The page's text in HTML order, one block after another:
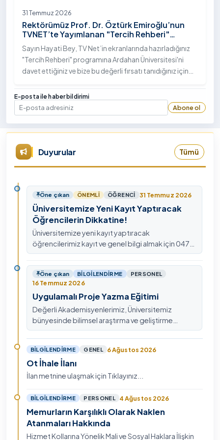
31 Temmuz 2026
Rektörümüz Prof. Dr. Öztürk Emiroğlu’nun
TVNET’te Yayımlanan "Tercih Rehberi"
Programındaki Röportajı
Sayın Hayati Bey, TV Net’in ekranlarında hazırladığınız
"Tercih Rehberi" programına Ardahan Üniversitesi'ni
davet ettiğiniz ve bize bu değerli fırsatı tanıdığınız için
teşekkürlerimi sunuyorum.
E-posta ile haber bildirimi
E-posta
Abone ol
Duyurular Tümü
Öne çıkan ÖNEMLI ÖĞRENCI 31 Temmuz 2026
Üniversitemize Yeni Kayıt Yaptıracak
Öğrencilerin Dikkatine!
Üniversitemize yeni kayıt yaptıracak
öğrencilerimiz kayıt ve genel bilgi almak için 0478
211 75 75 Dahili: 1913 nolu telefondan
ulaşabilirsiniz.
Öne çıkan BILGILENDIRME PERSONEL
16 Temmuz 2026
Uygulamalı Proje Yazma Eğitimi
Değerli Akademisyenlerimiz, Üniversitemiz
bünyesinde bilimsel araştırma ve geliştirme
kültürünü güçlendirmek, ulusal ve uluslararası fon
mekanizmala…
BILGILENDIRME GENEL 6 Ağustos 2026
Ot İhale İlanı
İlan metnine ulaşmak için Tıklayınız...
BILGILENDIRME PERSONEL 4 Ağustos 2026
Memurların Karşılıklı Olarak Naklen
Atanmaları Hakkında
Hizmet Kollarına Yönelik Mali ve Sosyal Haklara İlişkin